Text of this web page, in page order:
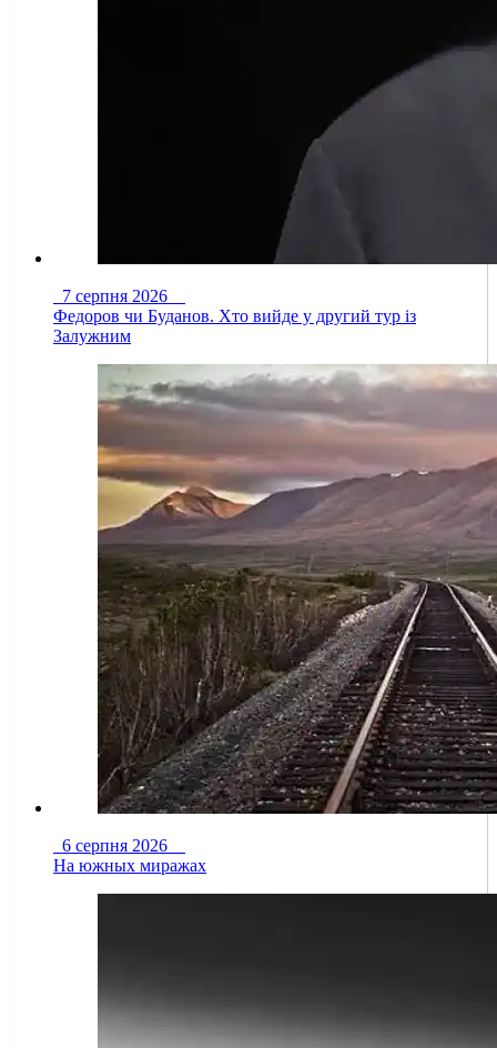
7 серпня 2026
Федоров чи Буданов. Хто вийде у другий тур із
Залужним
6 серпня 2026
На южных миражах